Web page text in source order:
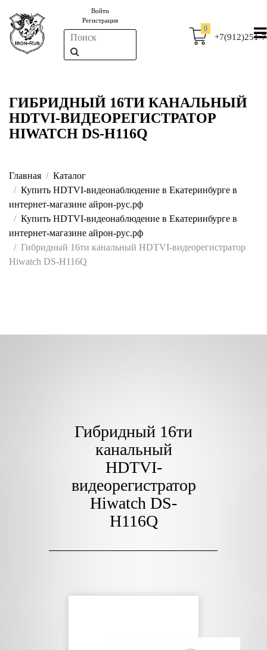
Войти
Регистрация
0
+7(912)251-
ГИБРИДНЫЙ 16ТИ КАНАЛЬНЫЙ
HDTVI-ВИДЕОРЕГИСТРАТОР
HIWATCH DS-H116Q
Главная
Каталог
Купить HDTVI-видеонаблюдение в Екатеринбурге в
интернет-магазине айрон-рус.рф
Купить HDTVI-видеонаблюдение в Екатеринбурге в
интернет-магазине айрон-рус.рф
Гибридный 16ти канальный HDTVI-видеорегистратор
Hiwatch DS-H116Q
Гибридный 16ти
канальный
HDTVI-
видеорегистратор
Hiwatch DS-
H116Q